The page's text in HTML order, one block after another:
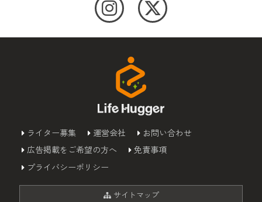
ライター募集 運営会社
お問い合わせ
広告掲載をご希望の方へ
免責事項
プライバシーポリシー
サイトマップ